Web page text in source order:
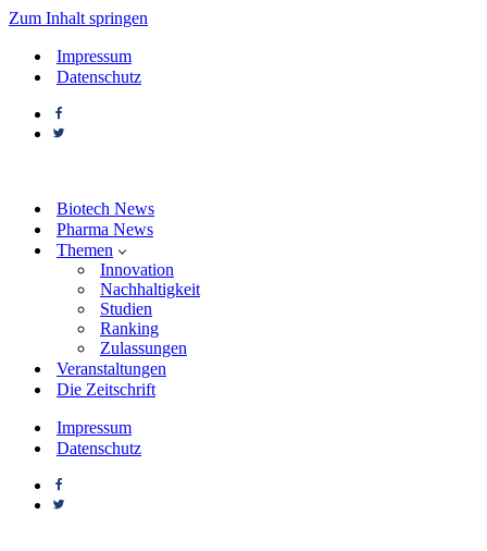
Zum Inhalt springen
Impressum
Datenschutz
Biotech News
Pharma News
Themen
Innovation
Nachhaltigkeit
Studien
Ranking
Zulassungen
Veranstaltungen
Die Zeitschrift
Impressum
Datenschutz